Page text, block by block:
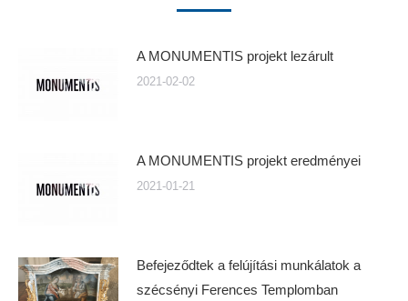
A MONUMENTIS projekt lezárult
2021-02-02
A MONUMENTIS projekt eredményei
2021-01-21
Befejeződtek a felújítási munkálatok a
szécsényi Ferences Templomban